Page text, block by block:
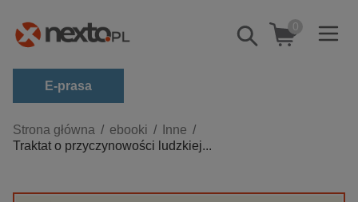
Pokaż/schowaj
wyszukiwarkę
0
E-prasa
Kategorie
Zobacz wszystkie E-prasa
budownictwo, aranżacja wnętrz
Strona główna ebooki
Inne
Traktat o przyczynowości ludzkiej...